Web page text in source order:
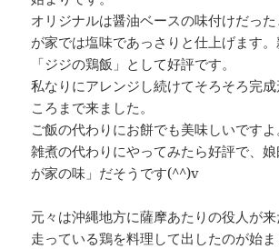
オリジナルは醤油ベースの味付けだっ
が家では塩味であっさりと仕上げます
「ジジの鶏飯」として好評です。
私なりにアレンジし続けてそろそろ完
ころまで来ました。
ご飯の代わりにお餅でも美味しいです
雑煮の代わりにやってみたら好評で、
が家の味」だそうです(^^)v
元々は沖縄地方に薩摩あたりの役人が
走っている鶏を料理して出したのが始ま